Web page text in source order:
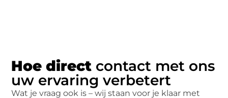
Hoe direct contact met ons
uw ervaring verbetert
Wat je vraag ook is – wij staan voor je klaar met